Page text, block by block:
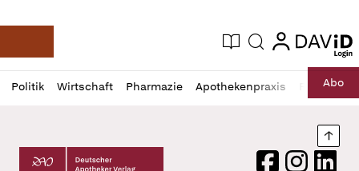
Deutsche Apotheker Zeitung
Aktuelle Ausgabe
Suche login
login
Politik Wirtschaft Pharmazie Apothekenpraxis RechtAbo
Profil
öffnen
Daz
Pur
Deutscher Apotheker Verlag Logo
FacebookInstagram